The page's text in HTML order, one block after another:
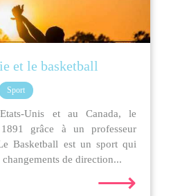
et le basketball
Sport
Unis et au Canada, le
grâce à un professeur
Basketball est un sport qui
de direction...
⟶